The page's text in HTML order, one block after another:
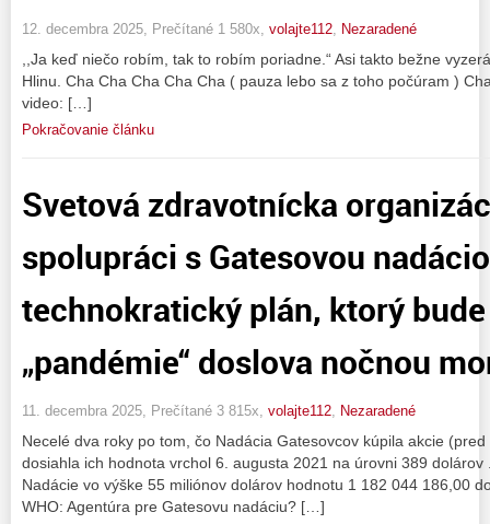
12. decembra 2025, Prečítané 1 580x, volajte112 Nezaradené
,,Ja keď niečo robím, tak to robím poriadne.“ Asi takto bežne
Hlinu. Cha Cha Cha Cha Cha ( pauza lebo sa z toho počúram )
video: […]
Pokračovanie článku
Svetová zdravotnícka
spolupráci s Gatesovou
technokratický plán, ktorý
„pandémie“ doslova nočnou
11. decembra 2025, Prečítané 3 815x, volajte112, Nezaradené
Necelé dva roky po tom, čo Nadácia Gatesovcov kúpila akcie
dosiahla ich hodnota vrchol 6. augusta 2021 na úrovni 389
Nadácie vo výške 55 miliónov dolárov hodnotu 1 182 044 186,00
WHO: Agentúra pre Gatesovu nadáciu? […]